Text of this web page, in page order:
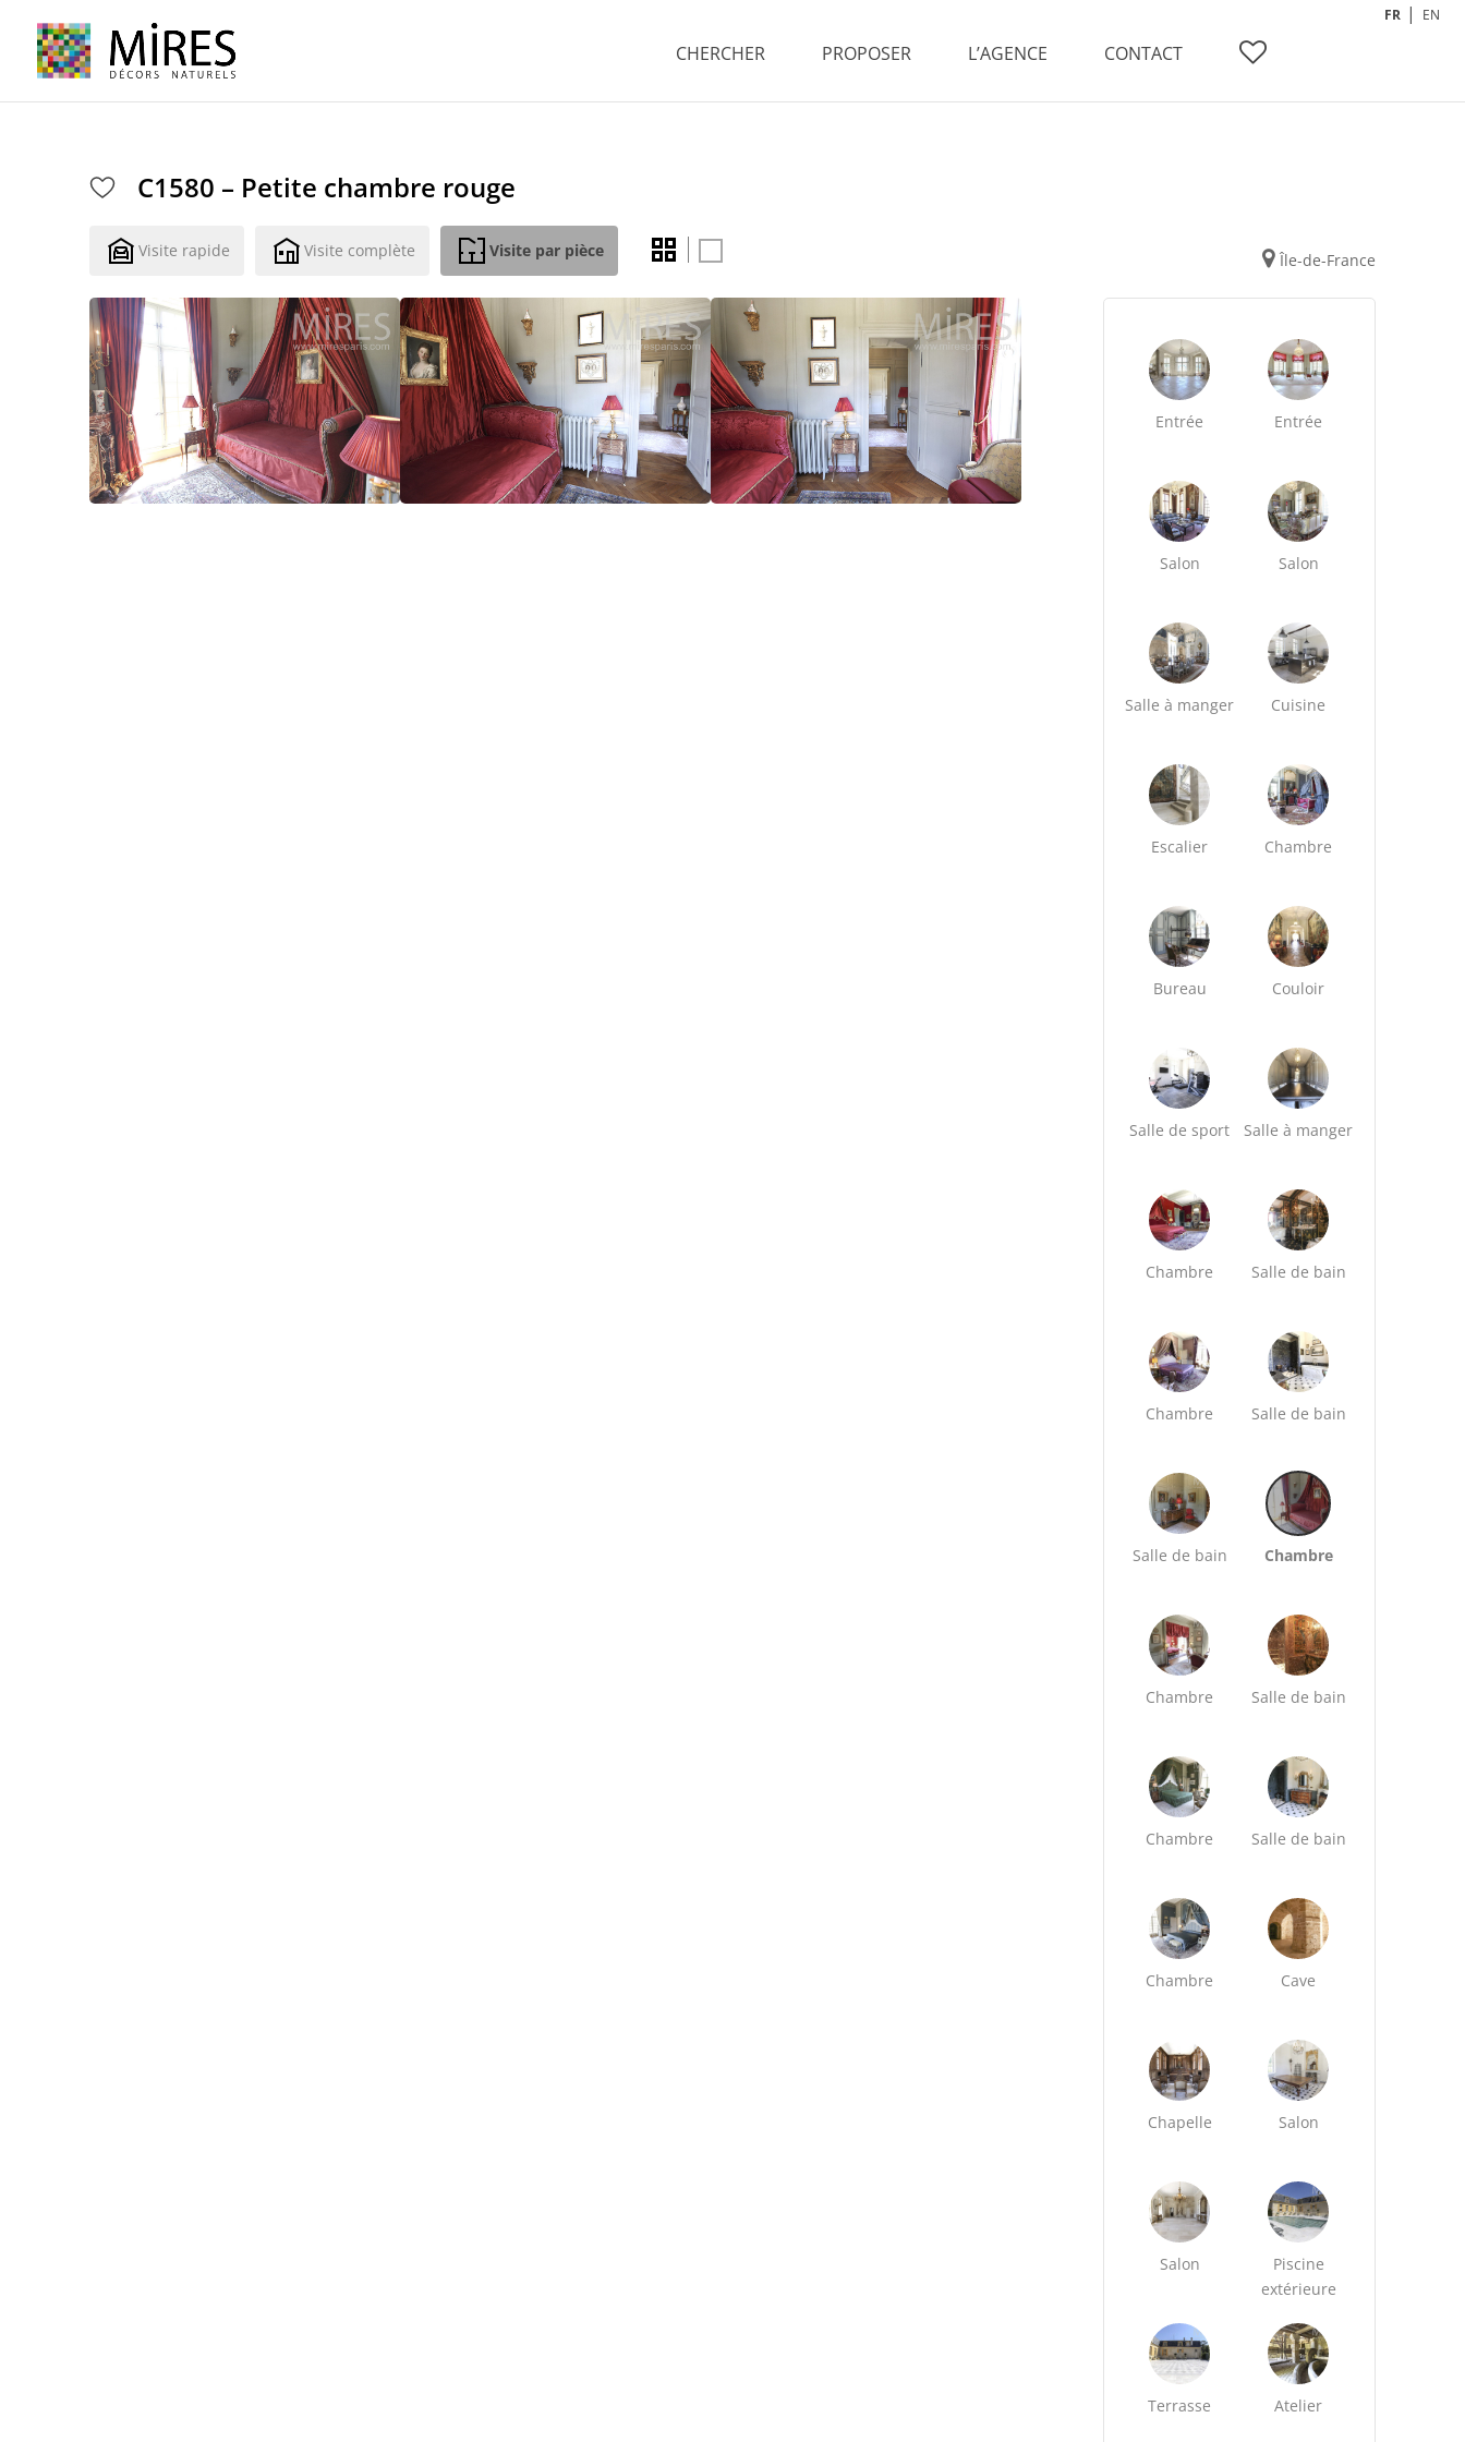
CHERCHER PROPOSER L’AGENCE CONTACT
FR EN
C1580 – Petite chambre rouge
Visite rapide Visite complète Visite par pièce Île-de-France
Entrée Entrée
Salon Salon
Salle à manger Cuisine
Escalier Chambre
Bureau Couloir
Salle de sport Salle à manger
Chambre Salle de bain
Chambre Salle de bain
Salle de bain Chambre
Chambre Salle de bain
Chambre Salle de bain
Chambre Cave
Chapelle Salon
Salon
Piscine
extérieure
Terrasse Atelier